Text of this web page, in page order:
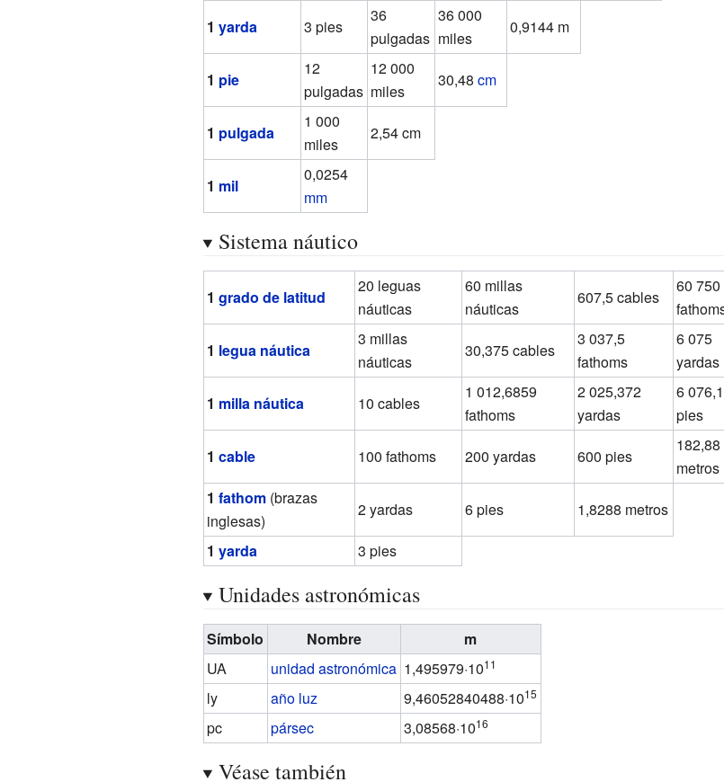
1 yarda 3 pies
36
pulgadas
36 000
miles
0,9144 m
1 pie
12
pulgadas
12 000
miles
30,48 cm
1 pulgada
1 000
miles
2,54 cm
1 mil
0,0254
mm
Sistema náutico
1 grado de latitud
20 leguas
náuticas
60 millas
náuticas
607,5 cables
60 750
1 legua náutica
3 millas
náuticas
30,375 cables
3 037,5
fathoms
6 075
yardas
1 milla náutica 10 cables
1 012,6859
fathoms
2 025,372
yardas
6
pies
1 cable 100 fathoms 200 yardas 600 pies
182,88
metros
1 fathom(brazas
inglesas)
2 yardas 6 pies
1,8288 metros
1 yarda 3 pies
Unidades astronómicas
Símbolo Nombre
m
UA
unidad astronómica 1,495979·1011
ly año luz 9,46052840488·1015
pc pársec 3,08568·1016
Véase también